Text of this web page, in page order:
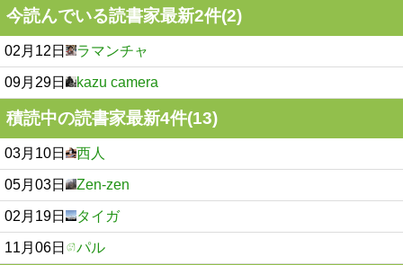
今読んでいる読書家最新2件(2)
02月12日 ラマンチャ
09月29日 kazu camera
積読中の読書家最新4件(13)
03月10日 西人
05月03日 Zen-zen
02月19日 タイガ
11月06日 パル